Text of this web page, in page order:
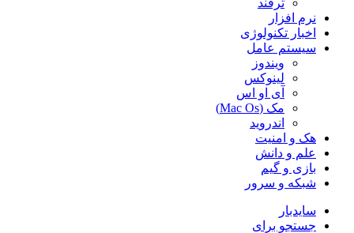
ترفند
نرم افزار
اخبار تکنولوژی
سیستم عامل
ویندوز
لینوکس
آی او اس
مک (Mac Os)
اندروید
هک و امنیت
علم و دانش
بازی و گیم
شبکه و سرور
سایدبار
جستجو برای